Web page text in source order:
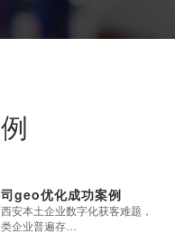
geo优化成功案例
安本土企业数字化获客难题，
企业普遍存…